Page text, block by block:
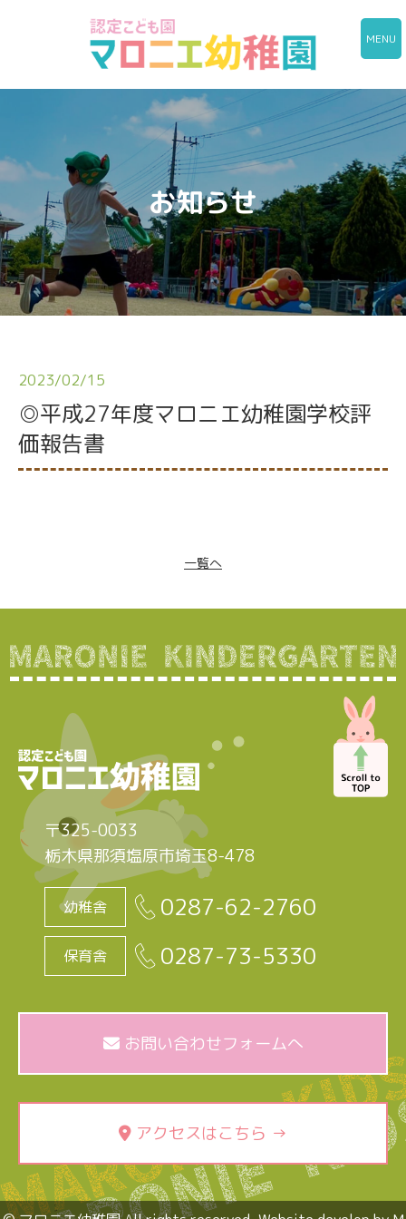
MENU
お知らせ
2023/02/15
◎平成27年度マロニエ幼稚園学校評
価報告書
一覧へ
〒325-0033
栃木県那須塩原市埼玉8-478
幼稚舎 0287-62-2760
保育舎 0287-73-5330
お問い合わせフォームへ
アクセスはこちら →